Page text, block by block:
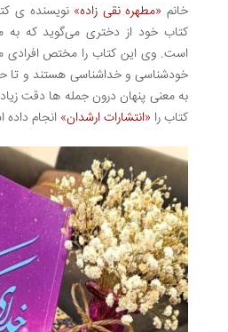
خانم «مطهره نقی زاده» نویسنده ی
کتاب خود از دختری می‌گوید که به
است. وی این کتاب را مختص افرادی
خودشناسی و خداشناسی هستند و تا
به معنی پنهان درون جمله ها دقت
کتاب را «انتشارات ارشدان» انجام